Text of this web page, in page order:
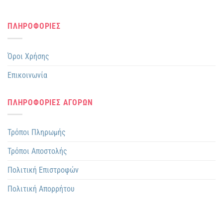
ΠΛΗΡΟΦΟΡΙΕΣ
Όροι Χρήσης
Επικοινωνία
ΠΛΗΡΟΦΟΡΙΕΣ ΑΓΟΡΩΝ
Τρόποι Πληρωμής
Τρόποι Αποστολής
Πολιτική Επιστροφών
Πολιτική Απορρήτου